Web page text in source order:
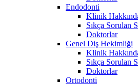
Endodonti
Klinik
Sıkça Sorulan
Doktorlar
Genel Diş Hekimliği
Klinik
Sıkça Sorulan
Doktorlar
Ortodonti